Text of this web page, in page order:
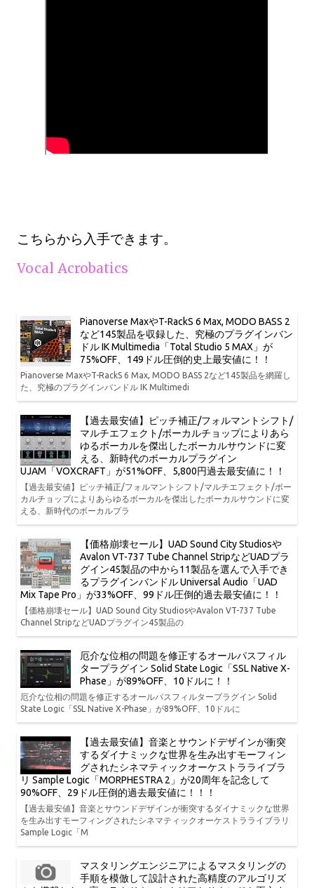
こちらから入手できます。
Vocal Acrobatics
Pianoverse MaxやT-RackS 6 Max, MODO BASS 2
など145製品を収録した、究極のプラグインバン
ドル IK Multimedia「Total Studio 5 MAX」が
75%OFF、149ドル圧倒的史上最安値に！！
Pianoverse MaxやT-RackS 6 Max, MODO BASS 2など145製品を網羅し
た、究極のプラグインバンドル IK Multimedi
【過去最安値】ピッチ補正/フォルマントシフト/
マルチエフェクト/ボーカルチョップによりあら
ゆるボーカルを傑出したボーカルサウンドに変
える、新時代のボーカルプラグイン
UJAM「VOXCRAFT」が51%OFF、5,800円過去最安値に！！
【過去最安値】ピッチ補正/フォルマントシフト/マルチエフェクト/ボー
カルチョップによりあらゆるボーカルを傑出したボーカルサウンドに変
える、新時代のボーカルプラ
【価格崩壊セール】UAD Sound City Studiosや
Avalon VT-737 Tube Channel StripなどUADプラ
グイン45製品の中から11製品を選んで入手でき
るプラグインバンドル Universal Audio「UAD
Mix Tape Pro」が33%OFF、99ドル圧倒的過去最安値に！！
【価格崩壊セール】UAD Sound City StudiosやAvalon VT-737 Tube
Channel StripなどUADプラグイン45製品の
厄介な位相の問題を修正するオールパスフィル
タープラグイン Solid State Logic「SSL Native X-
Phase」が89%OFF、10ドルに！！
厄介な位相の問題を修正するオールパスフィルタープラグイン Solid
State Logic「SSL Native X-Phase」が89%OFF、10ドルに
【過去最安値】音楽とサウンドデザインが衝突
するダイナミックな世界を生み出すモーフィン
グされたシネマティックオーケストラライブラ
リ Sample Logic「MORPHESTRA 2」が20周年を記念して
90%OFF、29ドル圧倒的過去最安値に！！！
【過去最安値】音楽とサウンドデザインが衝突するダイナミックな世界
を生み出すモーフィングされたシネマティックオーケストラライブラリ
Sample Logic「M
マスタリングエンジニアによるマスタリングの
手順を模倣して設計された高精度のアルゴリズ